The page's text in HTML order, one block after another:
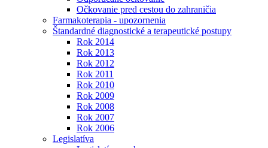
Očkovanie pred cestou do zahraničia
Farmakoterapia - upozornenia
Štandardné diagnostické a terapeutické postupy
Rok 2014
Rok 2013
Rok 2012
Rok 2011
Rok 2010
Rok 2009
Rok 2008
Rok 2007
Rok 2006
Legislatíva